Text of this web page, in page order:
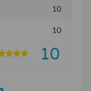
10
10
10